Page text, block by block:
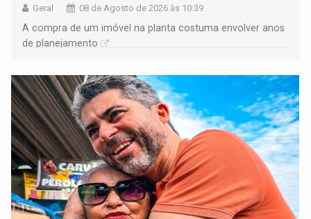
Geral 08 de Agosto de 2026 às 10:39
A compra de um imóvel na planta costuma envolver anos
de planejamento